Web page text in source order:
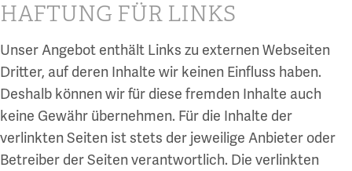
HAFTUNG FÜR LINKS
Unser Angebot enthält Links zu externen Webseiten
Dritter, auf deren Inhalte wir keinen Einfluss haben.
Deshalb können wir für diese fremden Inhalte auch
keine Gewähr übernehmen. Für die Inhalte der
verlinkten Seiten ist stets der jeweilige Anbieter oder
Betreiber der Seiten verantwortlich. Die verlinkten